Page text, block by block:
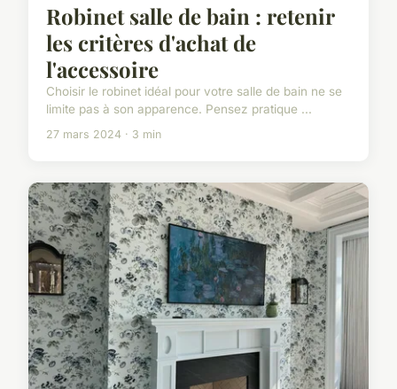
Robinet salle de bain : retenir
les critères d'achat de
l'accessoire
Choisir le robinet idéal pour votre salle de bain ne se
limite pas à son apparence. Pensez pratique ...
27 mars 2024 · 3 min